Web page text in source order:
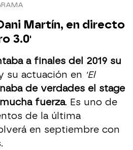
Martín, en directo
3.0'
a finales del 2019 su
su actuación en 'El
de verdades el stage
fuerza. Es uno de
de la última
en septiembre con